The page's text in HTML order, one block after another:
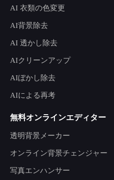
AI 衣類の色変更
AI背景除去
AI 透かし除去
AIクリーンアップ
AIぼかし除去
AIによる再考
無料オンラインエディター
透明背景メーカー
オンライン背景チェンジャー
写真エンハンサー